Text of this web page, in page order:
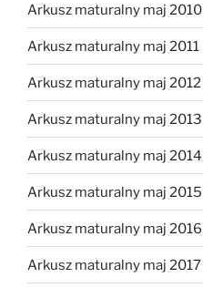
Arkusz maturalny maj 2010
Arkusz maturalny maj 2011
Arkusz maturalny maj 2012
Arkusz maturalny maj 2013
Arkusz maturalny maj 2014
Arkusz maturalny maj 2015
Arkusz maturalny maj 2016
Arkusz maturalny maj 2017